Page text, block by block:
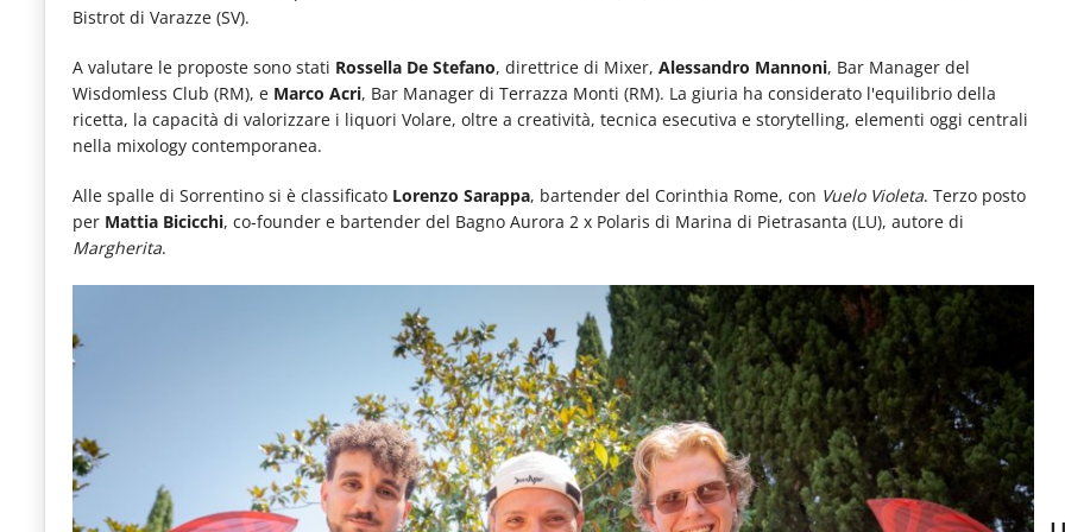
le
novità
del
comparto
Bistrot di Varazze (SV).
A valutare le proposte sono stati Rossella De Stefano, direttrice di Mixer, Alessandro Mannoni, Bar Manager del
Wisdomless Club (RM), e Marco Acri, Bar Manager di Terrazza Monti (RM). La giuria ha considerato l'equilibrio della
ricetta, la capacità di valorizzare i liquori Volare, oltre a creatività, tecnica esecutiva e storytelling, elementi oggi centrali
nella mixology contemporanea.
Alle spalle di Sorrentino si è classificato Lorenzo Sarappa, bartender del Corinthia Rome, con Vuelo Violeta. Terzo posto
per Mattia Bicicchi, co-founder e bartender del Bagno Aurora 2 x Polaris di Marina di Pietrasanta (LU), autore di
Margherita.